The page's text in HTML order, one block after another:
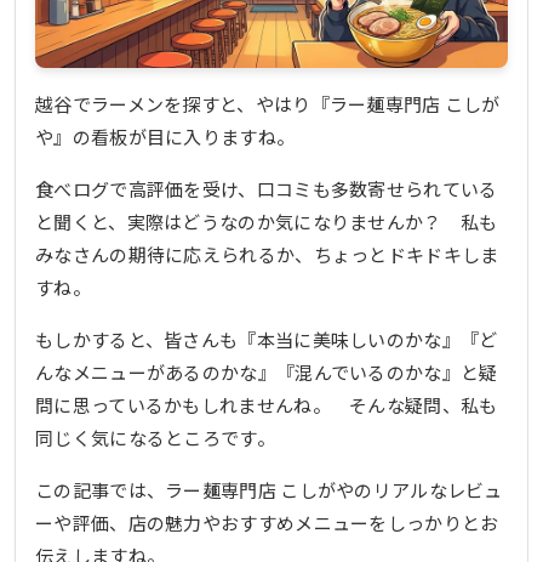
越谷でラーメンを探すと、やはり『ラー麺専門店 こしが
や』の看板が目に入りますね。
食べログで高評価を受け、口コミも多数寄せられている
と聞くと、実際はどうなのか気になりませんか？ 私も
みなさんの期待に応えられるか、ちょっとドキドキしま
すね。
もしかすると、皆さんも『本当に美味しいのかな』『ど
んなメニューがあるのかな』『混んでいるのかな』と疑
問に思っているかもしれませんね。 そんな疑問、私も
同じく気になるところです。
この記事では、ラー麺専門店 こしがやのリアルなレビュ
ーや評価、店の魅力やおすすめメニューをしっかりとお
伝えしますね。